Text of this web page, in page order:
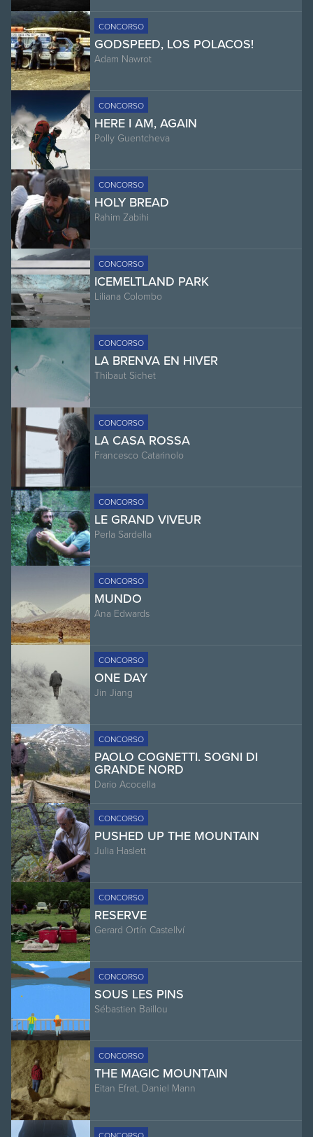
CONCORSO
GODSPEED, LOS POLACOS!
Adam Nawrot
CONCORSO
HERE I AM, AGAIN
Polly Guentcheva
CONCORSO
HOLY BREAD
Rahim Zabihi
CONCORSO
ICEMELTLAND PARK
Liliana Colombo
CONCORSO
LA BRENVA EN HIVER
Thibaut Sichet
CONCORSO
LA CASA ROSSA
Francesco Catarinolo
CONCORSO
LE GRAND VIVEUR
Perla Sardella
CONCORSO
MUNDO
Ana Edwards
CONCORSO
ONE DAY
Jin Jiang
CONCORSO
PAOLO COGNETTI. SOGNI DI
GRANDE NORD
Dario Acocella
CONCORSO
PUSHED UP THE MOUNTAIN
Julia Haslett
CONCORSO
RESERVE
Gerard Ortín Castellví
CONCORSO
SOUS LES PINS
Sébastien Baillou
CONCORSO
THE MAGIC MOUNTAIN
Eitan Efrat, Daniel Mann